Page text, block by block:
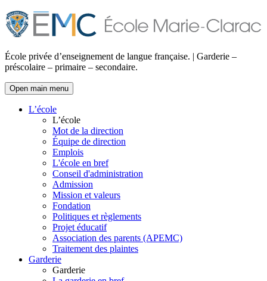
École privée d’enseignement de langue française. | Garderie –
préscolaire – primaire – secondaire.
Open main menu
L’école
L’école
Mot de la direction
Équipe de direction
Emplois
L'école en bref
Conseil d'administration
Admission
Mission et valeurs
Fondation
Politiques et règlements
Projet éducatif
Association des parents (APEMC)
Traitement des plaintes
Garderie
Garderie